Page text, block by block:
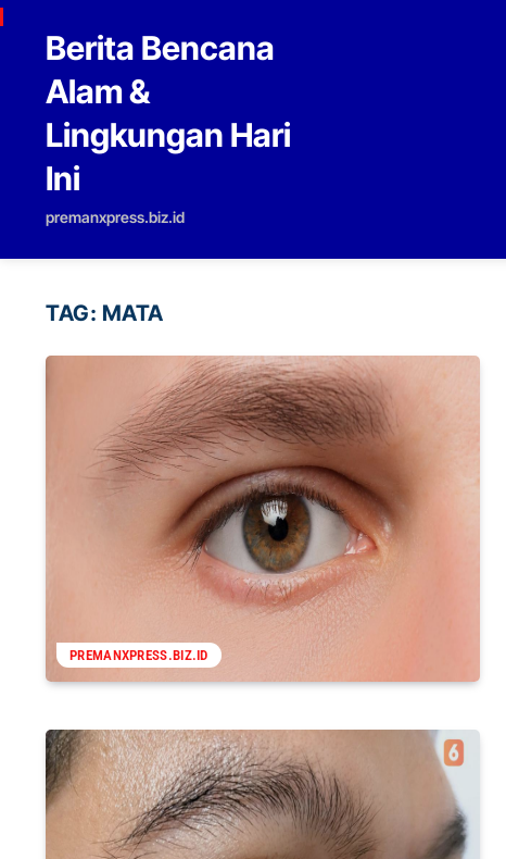
Skip to content
Berita Bencana
Alam &
Lingkungan Hari
Ini
premanxpress.biz.id
TAG: MATA
PREMANXPRESS.BIZ.ID